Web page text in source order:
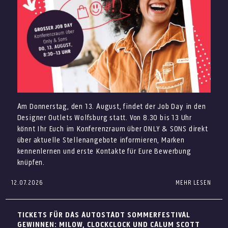
Kommt vorbei und sichert Euch Eure Sommer-Favoriten
zum Outletpreis – mit dauerhaft bis zu 70% auf die UVP.
Sommerliche Angebote
Vespa Club mit zahlreichen Vespas rund um die
Eventfläche ab 13 Uhr
DJ Alessandro
Vorband Dani_S
Christian Meringolo live ab 14 Uhr
Aperol Truck
Italienisches Eis von Giovanni L.
Final Sale: Ausgewählte Highlights
entdecken
12.07.2026
Am Donnerstag, den 13. August, findet der Job Day in den
Designer Outlets Wolfsburg statt. Von 8.30 bis 13 Uhr
könnt Ihr Euch im Konferenzraum über ONLY & SONS direkt
über aktuelle Stellenangebote informieren, Marken
kennenlernen und erste Kontakte für Eure Bewerbung
knüpfen.
Du suchst einen neuen Job im Verkauf, im Store
verschiedene Arbeitgeber persönlich kennenlernen und
MEHR LESEN
TICKETS FÜR DAS AUTOSTADT SOMMERFESTIVAL
GEWINNEN: MILOW, CLOCKCLOCK UND CALUM SCOTT